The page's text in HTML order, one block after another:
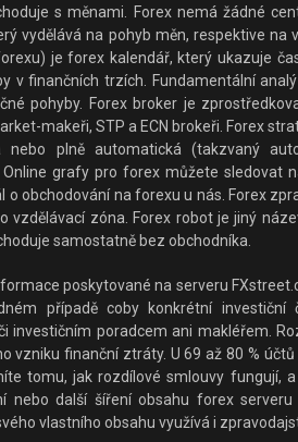
s měnami. Forex nemá žádné
vydělává na pohyb měn, respektive
je forex kalendář, který ukazuje
v finančních trzích. Fundamentální
pohyby. Forex broker je
makeři, STP a ECN brokeři. Forex
nebo plně automatická (takzvaný
grafy pro forex můžete sledovat
o obchodování na forexu u nás. Forex
vzdělávací zóna. Forex robot je jiný
samostatně bez obchodníka.
poskytované na serveru
případě coby konkrétní investiční
investičním poradcem ani makléřem.
vzniku finanční ztráty. U 69 až 80 %
tomu, jak rozdílové smlouvy fungují,
nebo další šíření obsahu forex
vlastního obsahu využívá i